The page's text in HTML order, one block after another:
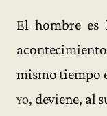
El hombre es
mismo tiempo
yo, deviene, al